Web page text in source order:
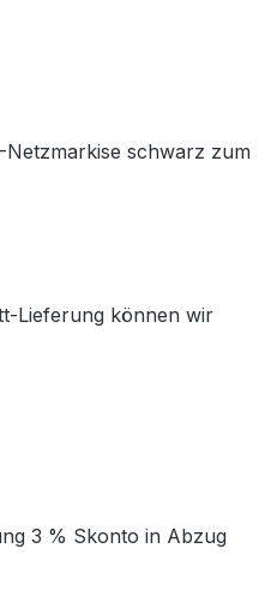
Netzmarkise schwarz zum
Lieferung können wir
3 % Skonto in Abzug